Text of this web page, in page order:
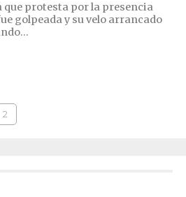
protesta por la presencia
golpeada y su velo arrancado
2